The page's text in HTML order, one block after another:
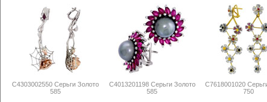
С4303002550 Серьги Золото
585
С4013201198 Серьги Золото
585
С7618001020
750